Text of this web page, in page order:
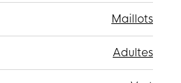
Maillots
Adultes